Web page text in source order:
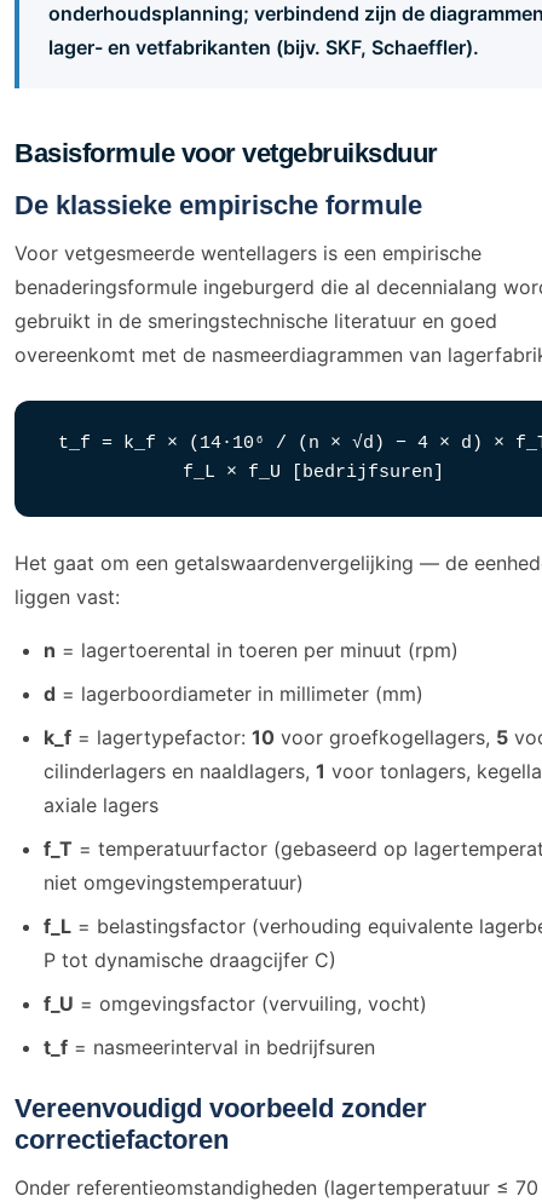
onderhoudsplanning; verbindend zijn de
lager- en vetfabrikanten (bijv. SKF, Schaeffler).
Basisformule voor vetgebruiksduur
De klassieke empirische formule
Voor vetgesmeerde wentellagers is een empirische
benaderingsformule ingeburgerd die al decennialang
gebruikt in de smeringstechnische literatuur en goed
overeenkomt met de nasmeerdiagrammen van
t_f = k_f × (14·10⁶ / (n × √d) − 4 × d) ×
f_L × f_U [bedrijfsuren]
Het gaat om een getalswaardenvergelijking — de
liggen vast:
n = lagertoerental in toeren per minuut (rpm)
d = lagerboordiameter in millimeter (mm)
k_f = lagertypefactor: 10 voor groefkogellagers, 5
cilinderlagers en naaldlagers, 1 voor tonlagers,
axiale lagers
f_T = temperatuurfactor (gebaseerd op
niet omgevingstemperatuur)
f_L = belastingsfactor (verhouding equivalente
P tot dynamische draagcijfer C)
f_U = omgevingsfactor (vervuiling, vocht)
t_f = nasmeerinterval in bedrijfsuren
Vereenvoudigd voorbeeld zonder
correctiefactoren
Onder referentieomstandigheden (lagertemperatuur ≤ 70